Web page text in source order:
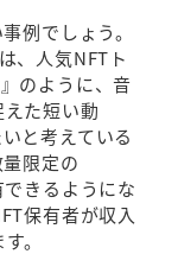
例でしょう。
、人気NFTト
のように、音
た短い動
と考えている
限定の
きるようにな
保有者が収入
。